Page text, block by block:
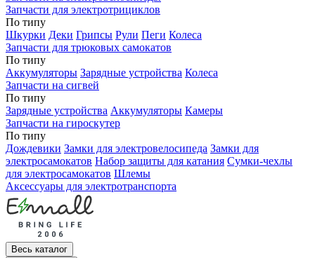
Запчасти для электротрициклов
По типу
Шкурки Деки Грипсы Рули Пеги Колеса
Запчасти для трюковых самокатов
По типу
Аккумуляторы Зарядные устройства Колеса
Запчасти на сигвей
По типу
Зарядные устройства Аккумуляторы Камеры
Запчасти на гироскутер
По типу
Дождевики Замки для электровелосипеда Замки для
электросамокатов Набор защиты для катания Сумки-чехлы
для электросамокатов Шлемы
Аксессуары для электротранспорта
Весь каталог